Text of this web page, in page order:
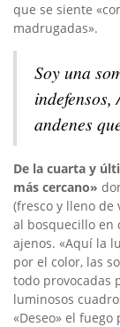
que se siente
madrugadas».
Soy una
andenes
De la cuarta y
más cercano»
(fresco y lleno
al bosquecillo en
ajenos. «Aquí la
por el color, las
todo provocadas
luminosos
«Deseo» el